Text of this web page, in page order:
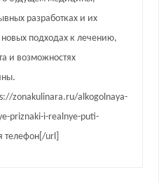
разработках и их
новых подходах к лечению,
и возможностях
zonakulinara.ru/alkogolnaya-
priznaki-i-realnye-puti-
телефон[/url]